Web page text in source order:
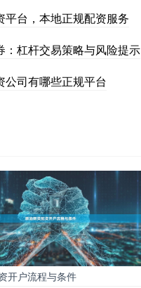
平台，本地正规配资服务
：杠杆交易策略与风险提示
公司有哪些正规平台
开户流程与条件